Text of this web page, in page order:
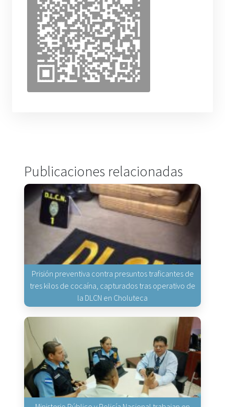
Publicaciones relacionadas
Prisión preventiva contra presuntos traficantes de
tres kilos de cocaína, capturados tras operativo de
la DLCN en Choluteca